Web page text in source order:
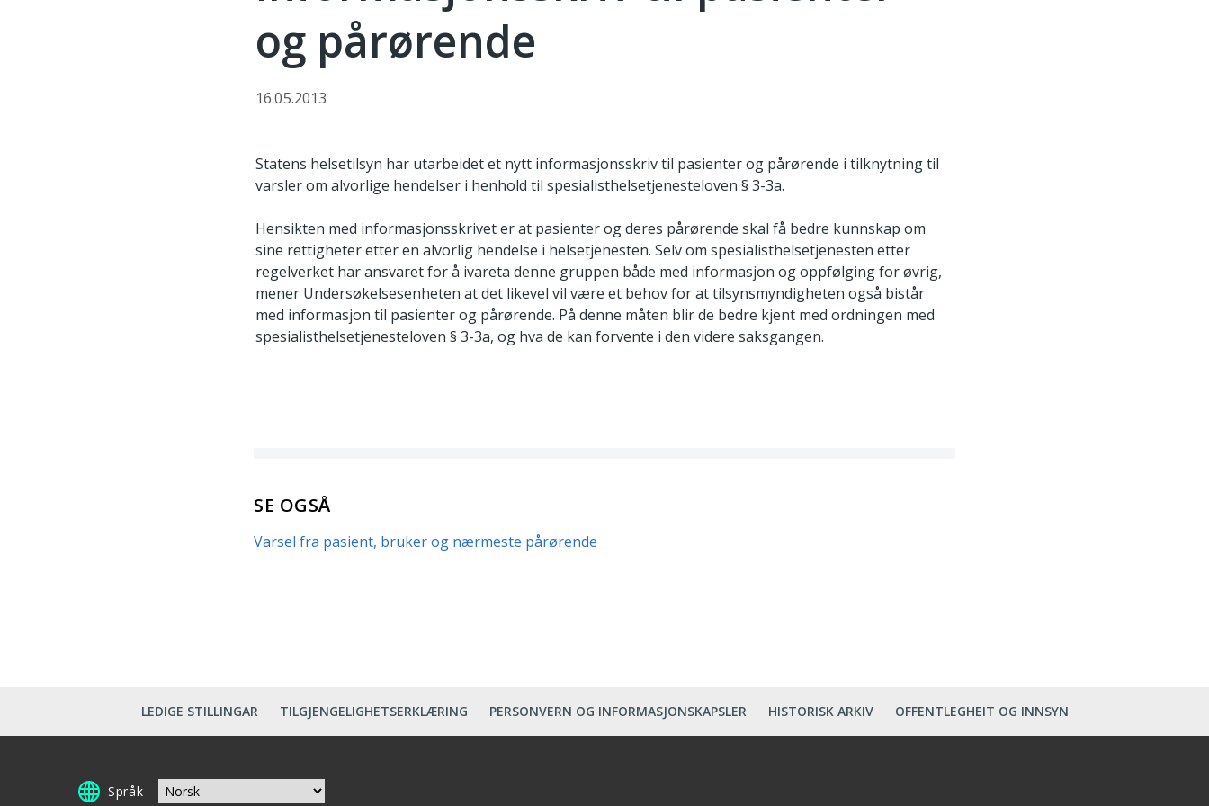
og pårørende
16.05.2013
Statens helsetilsyn har utarbeidet et nytt informasjonsskriv til pasienter og pårørende i tilknytning til
varsler om alvorlige hendelser i henhold til spesialisthelsetjenesteloven § 3-3a.
Hensikten med informasjonsskrivet er at pasienter og deres pårørende skal få bedre kunnskap om
sine rettigheter etter en alvorlig hendelse i helsetjenesten. Selv om spesialisthelsetjenesten etter
regelverket har ansvaret for å ivareta denne gruppen både med informasjon og oppfølging for øvrig,
mener Undersøkelsesenheten at det likevel vil være et behov for at tilsynsmyndigheten også bistår
med informasjon til pasienter og pårørende. På denne måten blir de bedre kjent med ordningen med
spesialisthelsetjenesteloven § 3-3a, og hva de kan forvente i den videre saksgangen.
SE OGSÅ
Varsel fra pasient, bruker og nærmeste pårørende
LEDIGE STILLINGAR TILGJENGELIGHETSERKLÆRING PERSONVERN OG INFORMASJONSKAPSLER HISTORISK ARKIV OFFENTLEGHEIT OG INNSYN
Språk